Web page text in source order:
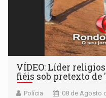
VÍDEO: Líder
fiéis sob pretexto de
Polícia 08 de Agosto